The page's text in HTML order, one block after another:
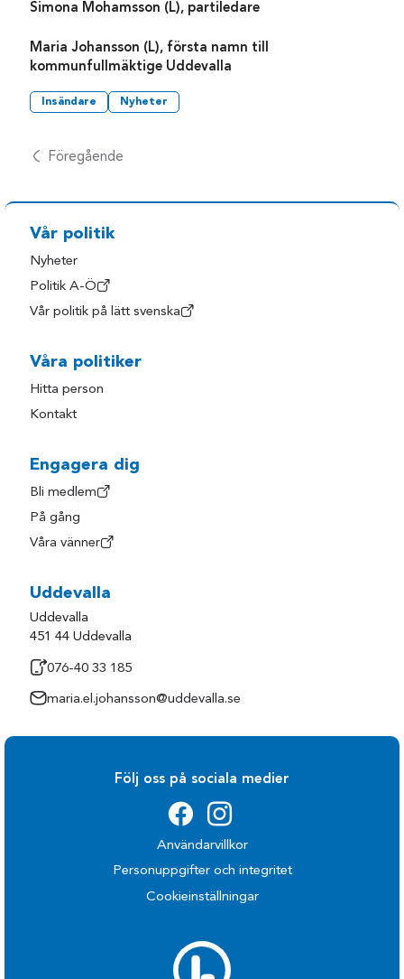
Simona Mohamsson (L), partiledare
Maria Johansson (L), första namn till
kommunfullmäktige Uddevalla
Insändare Nyheter
Föregående
Vår politik
Nyheter
Politik A-Ö
Vår politik på lätt svenska
Våra politiker
Hitta person
Kontakt
Engagera dig
Bli medlem
På gång
Våra vänner
Uddevalla
Uddevalla
451 44 Uddevalla
076-40 33 185
maria.el.johansson@uddevalla.se
Följ oss på sociala medier
Användarvillkor
Personuppgifter och integritet
Cookieinställningar